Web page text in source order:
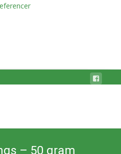
– 50 gram